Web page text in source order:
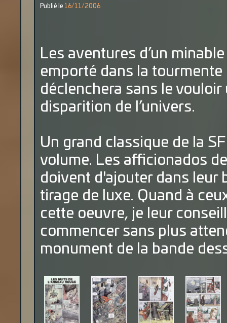
Publié le 16/11/2006
Les aventures d’un
emporté dans la
déclenchera sans le
disparition de l’univers.
Un grand classique de la
volume. Les afficionados
doivent d'ajouter dans leur
tirage de luxe. Quand à
cette oeuvre, je leur
commencer sans plus
monument de la bande